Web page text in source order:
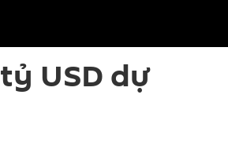
USD dự